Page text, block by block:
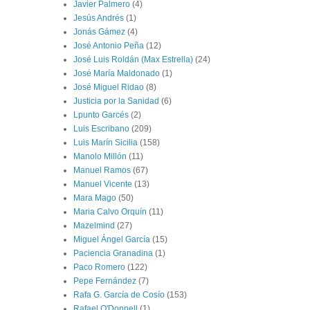
Javier Palmero (4)
Jesús Andrés (1)
Jonás Gámez (4)
José Antonio Peña (12)
José Luis Roldán (Max Estrella) (24)
José María Maldonado (1)
José Miguel Ridao (8)
Justicia por la Sanidad (6)
Lpunto Garcés (2)
Luis Escribano (209)
Luis Marín Sicilia (158)
Manolo Millón (11)
Manuel Ramos (67)
Manuel Vicente (13)
Mara Mago (50)
Maria Calvo Orquín (11)
Mazelmind (27)
Miguel Ángel García (15)
Paciencia Granadina (1)
Paco Romero (122)
Pepe Fernández (7)
Rafa G. García de Cosío (153)